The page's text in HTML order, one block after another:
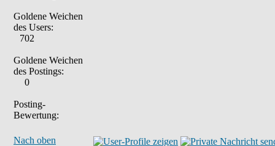
Goldene Weichen
des Users:
702
Goldene Weichen
des Postings:
0
Posting-
Bewertung:
Nach oben